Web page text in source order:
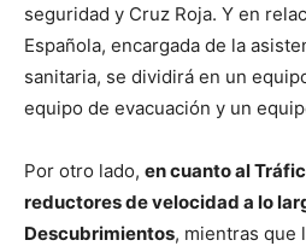
seguridad y Cruz Roja. Y en
Española, encargada de la
sanitaria, se dividirá en un
equipo de evacuación y un
Por otro lado, en cuanto al
reductores de velocidad a lo
Descubrimientos, mientras que